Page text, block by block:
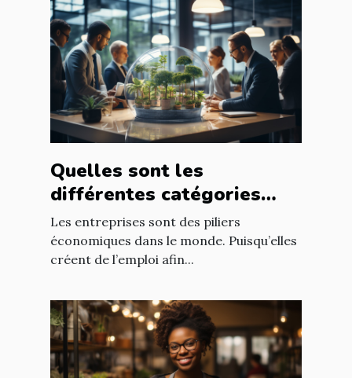
Quelles sont les
différentes catégories
d’entreprise ?
Les entreprises sont des piliers
économiques dans le monde. Puisqu’elles
créent de l’emploi afin...